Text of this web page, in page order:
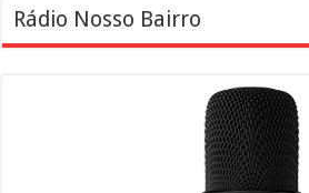
Rádio Nosso Bairro